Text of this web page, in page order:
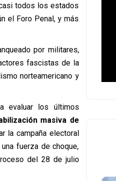
todos los estados
el Foro Penal, y más
por militares,
fascistas de la
norteamericano y
evaluar los últimos
masiva de
la campaña electoral
fuerza de choque,
del 28 de julio